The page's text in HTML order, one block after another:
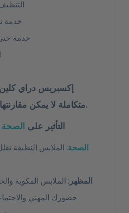
خدمة
خدمة
إكسبريس دراي
متكاملة لا يمكن مقارنتها بالخيارات التقليدية.
التأثير على الصحة
الصحة: الملابس النظيفة
المظهر : الملابس المكوية
حضورك المهني
Express Dry Clean Laundry